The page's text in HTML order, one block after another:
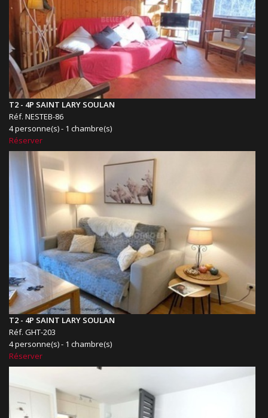
T2 - 4P SAINT LARY SOULAN
Réf. NESTEB-86
4 personne(s) - 1 chambre(s)
Réserver
T2 - 4P SAINT LARY SOULAN
Réf. GHT-203
4 personne(s) - 1 chambre(s)
Réserver